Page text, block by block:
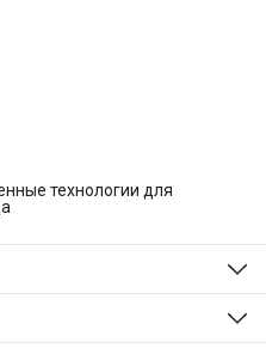
технологии для